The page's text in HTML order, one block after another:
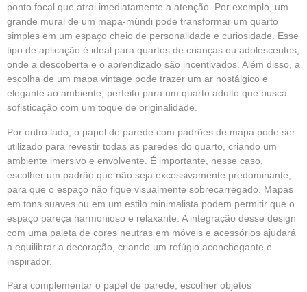
ponto focal que atrai imediatamente a atenção. Por exemplo, um
grande mural de um mapa-múndi pode transformar um quarto
simples em um espaço cheio de personalidade e curiosidade. Esse
tipo de aplicação é ideal para quartos de crianças ou adolescentes,
onde a descoberta e o aprendizado são incentivados. Além disso, a
escolha de um mapa vintage pode trazer um ar nostálgico e
elegante ao ambiente, perfeito para um quarto adulto que busca
sofisticação com um toque de originalidade.
Por outro lado, o papel de parede com padrões de mapa pode ser
utilizado para revestir todas as paredes do quarto, criando um
ambiente imersivo e envolvente. É importante, nesse caso,
escolher um padrão que não seja excessivamente predominante,
para que o espaço não fique visualmente sobrecarregado. Mapas
em tons suaves ou em um estilo minimalista podem permitir que o
espaço pareça harmonioso e relaxante. A integração desse design
com uma paleta de cores neutras em móveis e acessórios ajudará
a equilibrar a decoração, criando um refúgio aconchegante e
inspirador.
Para complementar o papel de parede, escolher objetos